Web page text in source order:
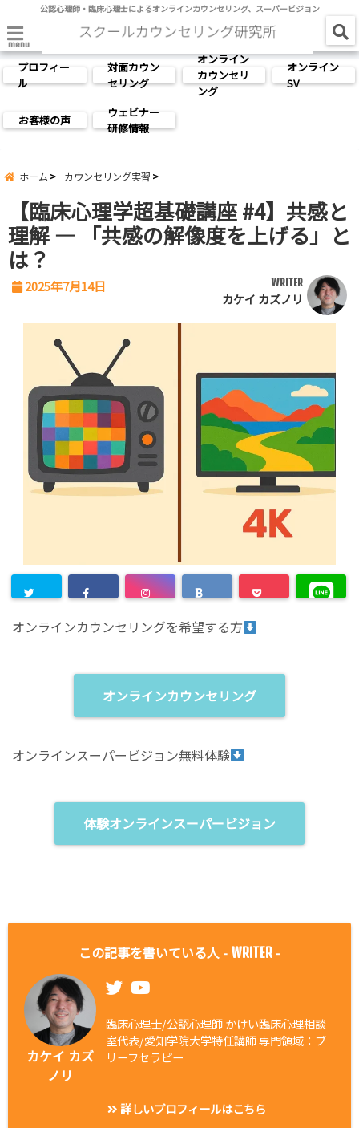
公認心理師・臨床心理士によるオンラインカウンセリング、スーパービジョン
menu
プロフィー
ル
対面カウン
セリング
オンライン
カウンセリ
ング
オンライン
SV
お客様の声
ウェビナー
研修情報
ホーム カウンセリング実習
【臨床心理学超基礎講座 #4】共感と
理解 ― 「共感の解像度を上げる」と
は？
2025年7月14日 WRITER
カケイ カズノリ
オンラインカウンセリングを希望する方
オンラインカウンセリング
オンラインスーパービジョン無料体験
体験オンラインスーパービジョン
この記事を書いている人 - WRITER -
カケイ カズ
ノリ
臨床心理士/公認心理師 かけい臨床心理相談
室代表/愛知学院大学特任講師 専門領域：ブ
リーフセラピー
詳しいプロフィールはこちら